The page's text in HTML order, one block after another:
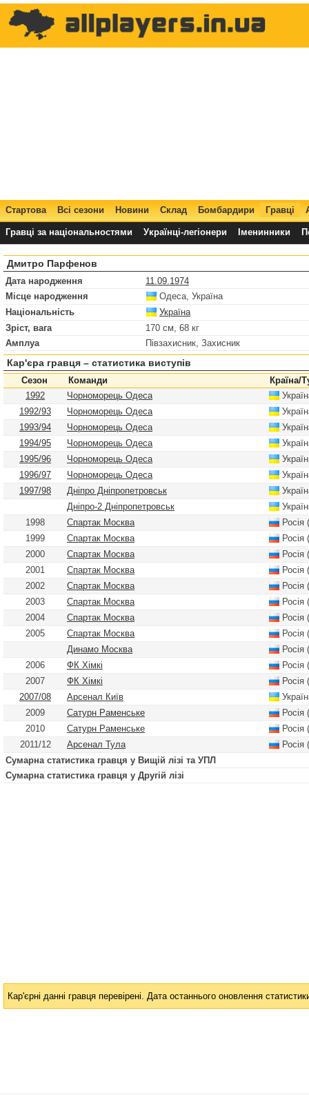
Стартова Всі сезони Новини Склад Бомбардири Гравці
Гравці за національностями Українці-легіонери Іменинники
Дмитро Парфенов
Дата народження
11.09.1974
Місце народження
Одеса, Україна
Національність
Україна
Зріст, вага
170 см, 68 кг
Амплуа
Півзахисник, Захисник
Кар'єра гравця – статистика виступів
Сезон Команди
Країна/
1992
Чорноморець Одеса
1992/93
Чорноморець Одеса
1993/94
Чорноморець Одеса
1994/95
Чорноморець Одеса
1995/96
Чорноморець Одеса
1996/97
Чорноморець Одеса
1997/98
Дніпро Дніпропетровськ
Дніпро-2 Дніпропетровськ
1998
Спартак Москва
Росія
1999
Спартак Москва
Росія
2000
Спартак Москва
Росія
2001
Спартак Москва
Росія
2002
Спартак Москва
Росія
2003
Спартак Москва
Росія
2004
Спартак Москва
Росія
2005
Спартак Москва
Росія
Динамо Москва
Росія
2006
ФК Хімкі
Росія
2007
ФК Хімкі
Росія
2007/08
Арсенал Київ
2009
Сатурн Раменське
Росія
2010
Сатурн Раменське
Росія
2011/12
Арсенал Тула
Росія
Сумарна статистика гравця у Вищій лізі та УПЛ
Сумарна статистика гравця у Другій лізі
Кар'єрні данні гравця перевірені. Дата останнього оновлення